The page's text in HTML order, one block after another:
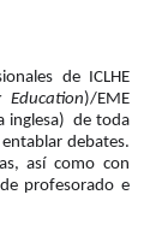
de ICLHE
)/EME
inglesa)  de toda
debates.
así como con
profesorado e